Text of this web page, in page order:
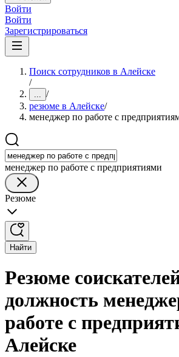
Войти
Войти
Зарегистрироваться
Поиск сотрудников в Алейске
/
... /
резюме в Алейске/
менеджер по работе с
менеджер по работе с предприятиями
Резюме
Найти
Резюме
должность
работе с
Алейске